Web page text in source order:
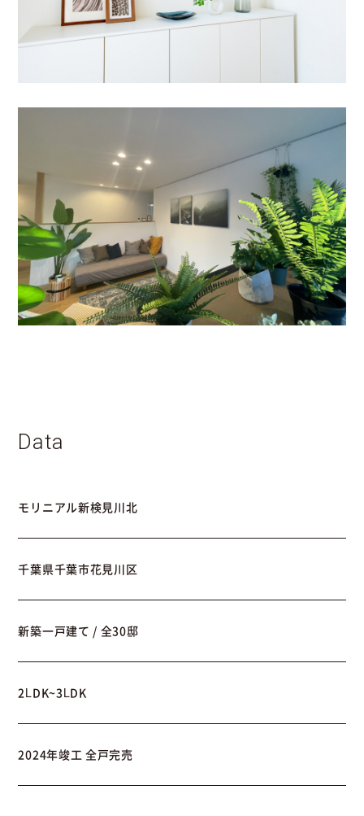
Data
モリニアル新検見川北
千葉県千葉市花見川区
新築一戸建て / 全30邸
2LDK~3LDK
2024年竣工 全戸完売